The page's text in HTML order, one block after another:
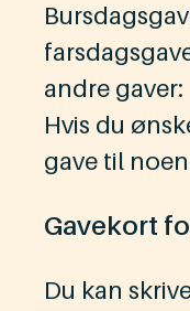
andre gaver:
Hvis du
gave til
Gavekort
Du kan